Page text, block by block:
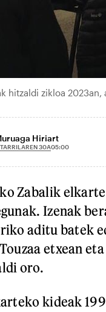
hitzaldi zikloa
Hiriart
30A05:00
Zabalik
Izenak
aditu batek
etxean
oro.
kideak